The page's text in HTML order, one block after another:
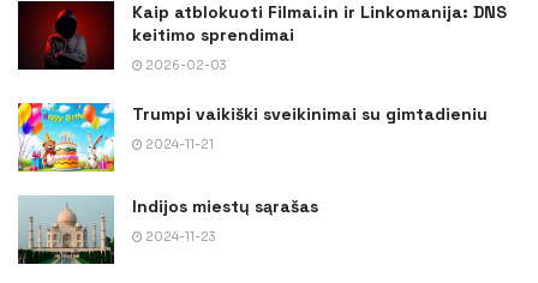
Kaip atblokuoti Filmai.in ir Linkomanija: DNS
keitimo sprendimai
2026-02-03
Trumpi vaikiški sveikinimai su gimtadieniu
2024-11-21
Indijos miestų sąrašas
2024-11-23